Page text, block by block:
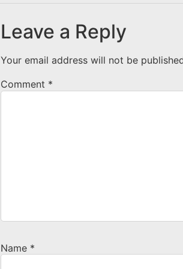
Leave a Reply
Your email address will not be
Comment *
Name *